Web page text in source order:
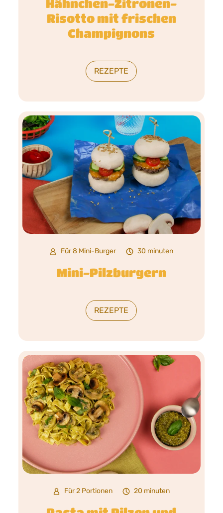
Hähnchen-Zitronen-
Risotto mit frischen
Champignons
REZEPTE
Für 8 Mini-Burger 30 minuten
Mini-Pilzburgern
REZEPTE
Für 2 Portionen 20 minuten